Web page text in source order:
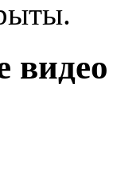
видео